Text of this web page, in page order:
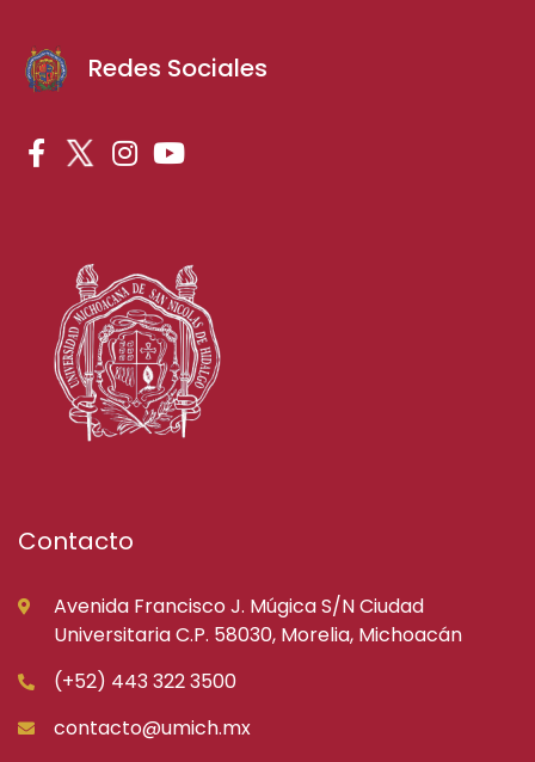
Redes Sociales
Contacto
Avenida Francisco J. Múgica S/N Ciudad
Universitaria C.P. 58030, Morelia, Michoacán
(+52) 443 322 3500
contacto@umich.mx